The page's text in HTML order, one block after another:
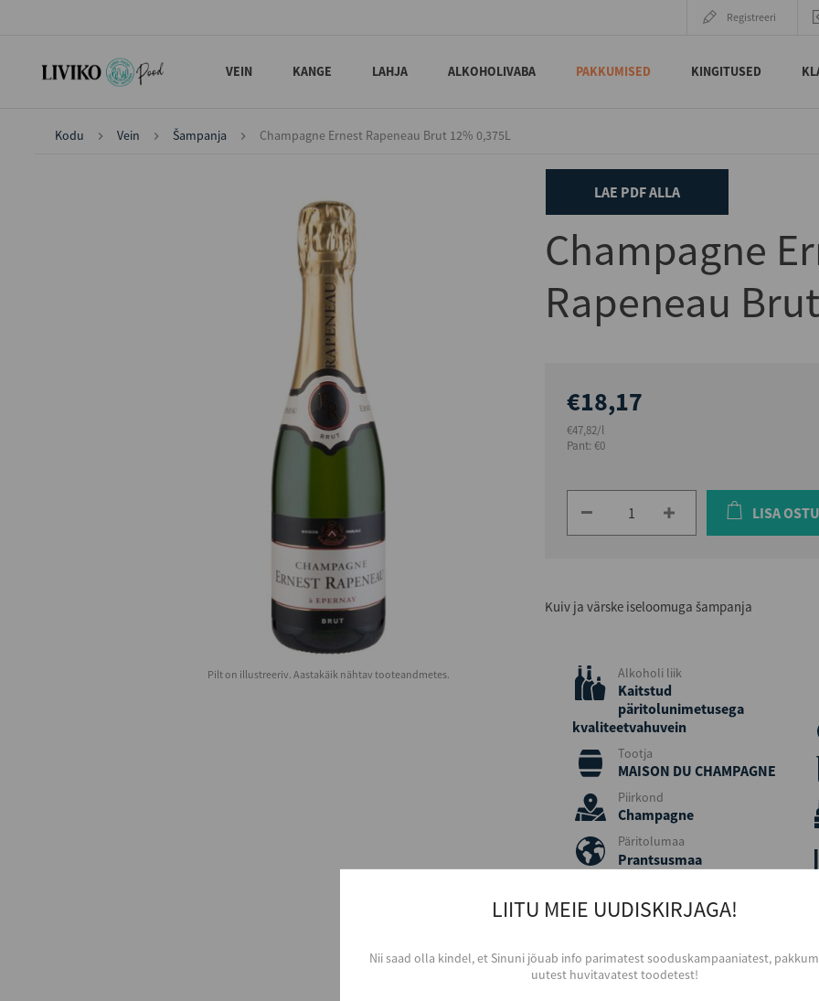
Registreeri
VEIN KANGE LAHJA ALKOHOLIVABA PAKKUMISED KINGITUSED
Kodu Vein Šampanja Champagne Ernest Rapeneau Brut 12% 0,375L
Pilt on illustreeriv. Aastakäik nähtav tooteandmetes.
LAE PDF ALLA
Champagne
Rapeneau
€18,17
€47,82/l
Pant: €0
LISA
Kuiv ja värske iseloomuga šampanja
Alkoholi liik
Kaitstud
päritolunimetusega
kvaliteetvahuvein
Tootja
MAISON DU CHAMPAGNE
Piirkond
Champagne
Päritolumaa
Prantsusmaa
Chardonnay, Pinot Noir
Serveerimine
Jahutatult, 8 - 10 ºC, väiksemast sihvaka
LIITU MEIE UUDISKIRJAGA!
Nii saad olla kindel, et Sinuni jõuab info parimatest sooduskampaaniatest,
uutest huvitavatest toodetest!